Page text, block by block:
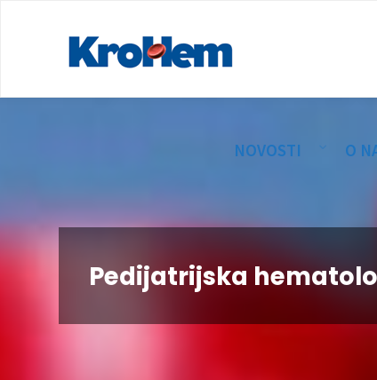
NOVOSTI O
Pedijatrijska